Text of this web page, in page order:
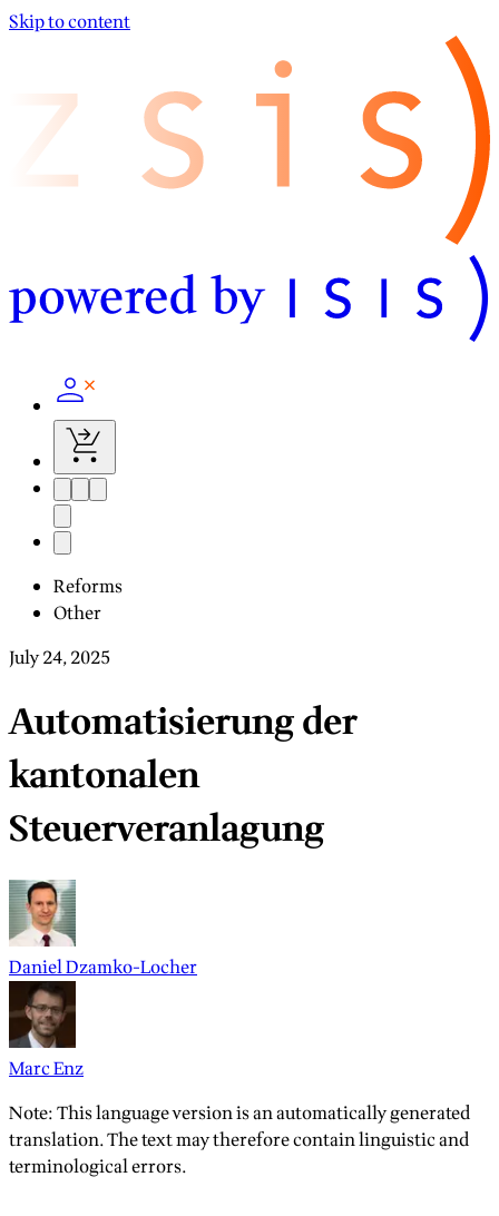
Skip to content
Reforms
Other
July 24, 2025
Automatisierung der
kantonalen
Steuerveranlagung
Daniel Dzamko-Locher
Marc Enz
Note: This language version is an automatically generated
translation. The text may therefore contain linguistic and
terminological errors.